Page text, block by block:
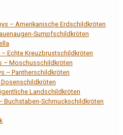
– Amerikanische Erdschildkröten
Sumpfschildkröten
Echte Kreuzbrustschildkröten
– Moschusschildkröten
– Pantherschildkröten
Landschildkröten
Buchstaben-Schmuckschildkröten